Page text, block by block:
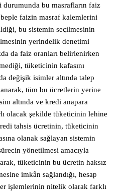
bu masrafların faiz
faizin masraf kalemlerini
bu sistemin seçilmesinin
yerindelik denetimi
da faiz oranları belirlenirken
tüketicinin kafasını
değişik isimler altında talep
tüm bu ücretlerin yerine
altında ve kredi anapara
olacak şekilde tüketicinin lehine
tahsis ücretinin, tüketicinin
olanak sağlayan sistemin
yönetilmesi amacıyla
tüketicinin bu ücretin haksız
imkân sağlandığı, hesap
işlemlerinin nitelik olarak farklı